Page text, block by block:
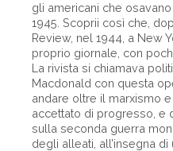
gli americani che
1945. Scoprii così che,
Review, nel 1944, a New
proprio giornale, con
La rivista si chiamava
Macdonald con questa
andare oltre il marxismo
accettato di progresso, e
sulla seconda guerra
degli alleati, all’insegna